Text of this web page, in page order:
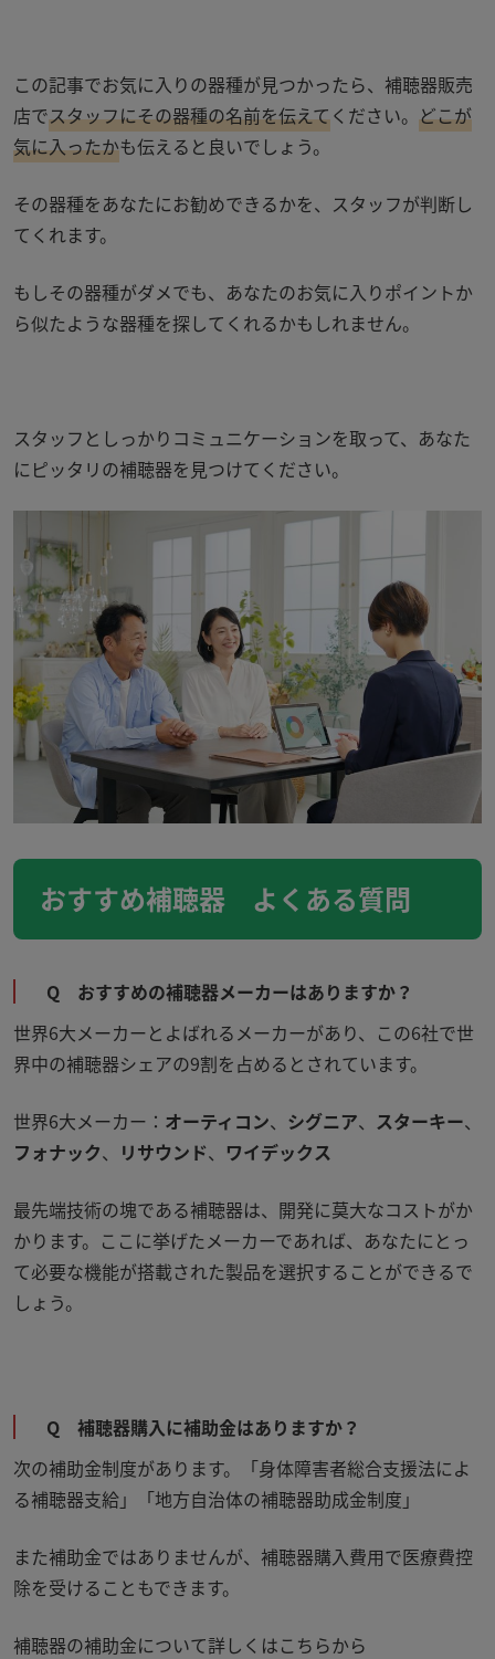
この記事でお気に入りの器種が見つかったら、補聴器販売
店でスタッフにその器種の名前を伝えてください。 どこが
気に入ったかも伝えると良いでしょう。
その器種をあなたにお勧めできるかを、スタッフが判断し
てくれます。
もしその器種がダメでも、あなたのお気に入りポイントか
ら似たような器種を探してくれるかもしれません。
スタッフとしっかりコミュニケーションを取って、あなた
にピッタリの補聴器を見つけてください。
おすすめ補聴器 よくある質問
Q おすすめの補聴器メーカーはありますか？
世界6大メーカーとよばれるメーカーがあり、この6社で世
界中の補聴器シェアの9割を占めるとされています。
世界6大メーカー： オーティコン、 シグニア、 スターキー、
フォナック、 リサウンド、 ワイデックス
最先端技術の塊である補聴器は、開発に莫大なコストがか
かります。ここに挙げたメーカーであれば、あなたにとっ
て必要な機能が搭載された製品を選択することができるで
しょう。
Q 補聴器購入に補助金はありますか？
次の補助金制度があります。「身体障害者総合支援法によ
る補聴器支給」「地方自治体の補聴器助成金制度」
また補助金ではありませんが、補聴器購入費用で医療費控
除を受けることもできます。
補聴器の補助金について詳しくはこちらから